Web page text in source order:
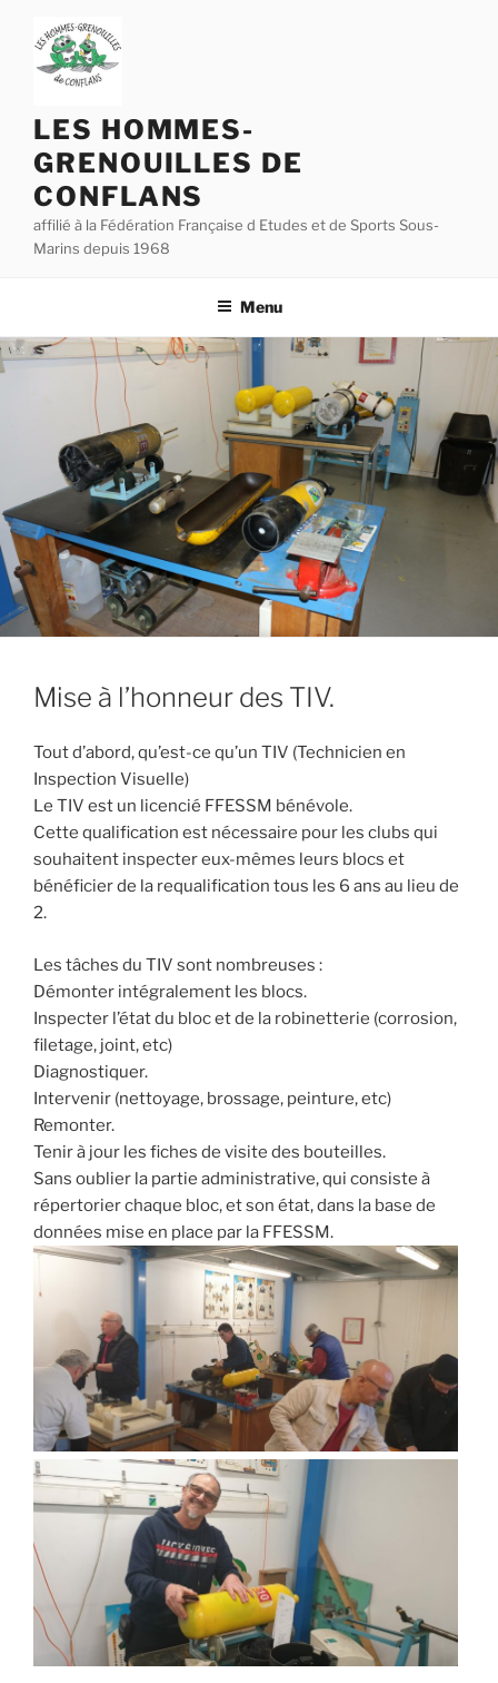
contenu
principal
LES HOMMES-
GRENOUILLES DE
CONFLANS
affilié à la Fédération Française d Etudes et de Sports Sous-
Marins depuis 1968
Menu
Mise à l’honneur des TIV.
Tout d’abord, qu’est-ce qu’un TIV (Technicien en
Inspection Visuelle)
Le TIV est un licencié FFESSM bénévole.
Cette qualification est nécessaire pour les clubs qui
souhaitent inspecter eux-mêmes leurs blocs et
bénéficier de la requalification tous les 6 ans au lieu de
2.
Les tâches du TIV sont nombreuses :
Démonter intégralement les blocs.
Inspecter l’état du bloc et de la robinetterie (corrosion,
filetage, joint, etc)
Diagnostiquer.
Intervenir (nettoyage, brossage, peinture, etc)
Remonter.
Tenir à jour les fiches de visite des bouteilles.
Sans oublier la partie administrative, qui consiste à
répertorier chaque bloc, et son état, dans la base de
données mise en place par la FFESSM.